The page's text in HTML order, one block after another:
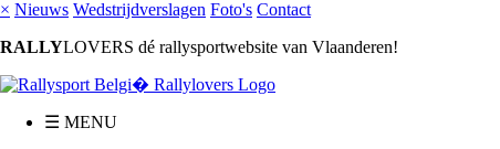
× Nieuws Wedstrijdverslagen Foto's Contact
RALLYLOVERS dé rallysportwebsite van Vlaanderen!
☰ MENU